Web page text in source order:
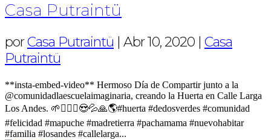
Casa Putraintü
porCasa Putraintü Abr 10, 2020 Casa
Putraintü
**insta-embed-video** Hermoso Día de Compartir junto a la
@comunidadlaescuelaimaginaria, creando la Huerta en Calle Larga
Los Andes. 🌱🧝🏼‍♀️😍💦🙏🌎#huerta #dedosverdes #comunidad
#felicidad #mapuche #madretierra #pachamama #nuevohabitar
#familia #losandes #callelarga...